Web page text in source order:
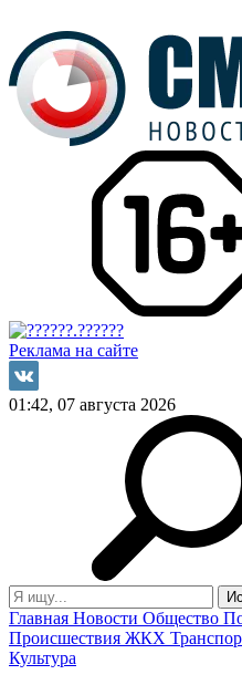
Реклама на сайте
01:42, 07 августа 2026
Главная Новости Общество
Происшествия ЖКХ
Культура